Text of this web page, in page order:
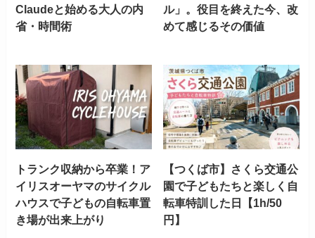
Claudeと始める大人の内
省・時間術
ル」。役目を終えた今、改
めて感じるその価値
トランク収納から卒業！ア
イリスオーヤマのサイクル
ハウスで子どもの自転車置
き場が出来上がり
【つくば市】さくら交通公
園で子どもたちと楽しく自
転車特訓した日【1h/50
円】